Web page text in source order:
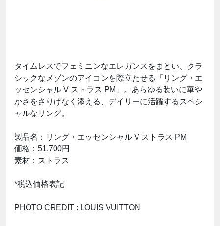
タイムレスでフェミニンなエレガンスをまとい、クラ
シックなメゾンのアイコンを際立たせる「リング・エ
ッセンシャル V ストラス PM」。あらゆる装いに華や
かさをさりげなく添える、デイリーに活躍するスペシ
ャルなリング。
製品名：リング・エッセンシャル V ストラス PM
価格：51,700円
素材：ストラス
*税込価格表記
PHOTO CREDIT : LOUIS VUITTON